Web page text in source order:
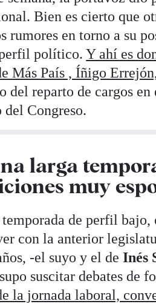
Bien es cierto que
rumores en torno a su
perfil político.Y ahí es
Más País , Íñigo
del reparto de cargos
Congreso.
larga
muy
de perfil bajo,
con la anterior
-el suyo y el deInés
suscitar debates de
la jornada laboral,